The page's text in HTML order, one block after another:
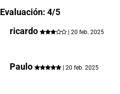
Evaluación: 4/5
ricardo
| 20 feb. 2025
Paulo | 20 feb. 2025